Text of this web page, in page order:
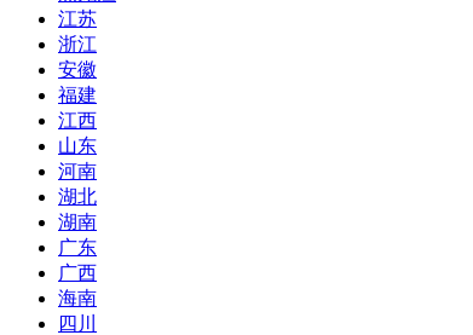
江苏
浙江
安徽
福建
江西
山东
河南
湖北
湖南
广东
广西
海南
四川